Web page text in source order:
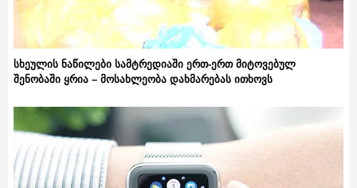
სხეულის ნაწილები სამტრედიაში ერთ-ერთ მიტოვებულ
შენობაში ყრია – მოსახლეობა დახმარებას ითხოვს